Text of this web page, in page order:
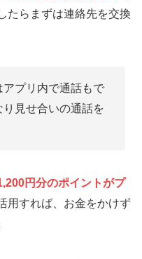
たらまずは連絡先を交換
アプリ内で通話もで
り見せ合いの通話を
円分のポイントがプ
用すれば、お金をかけず